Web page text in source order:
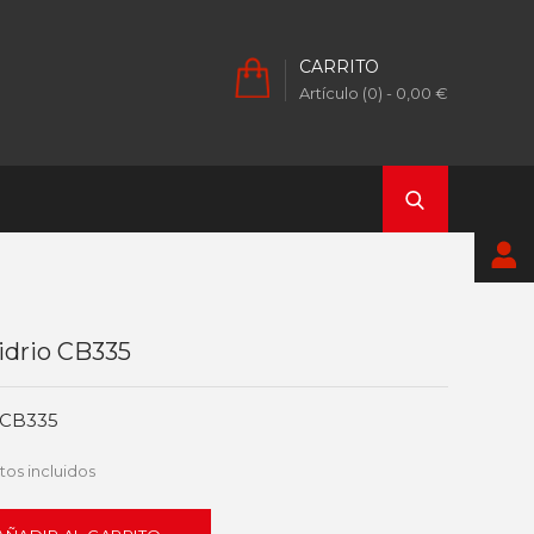
CARRITO
Artículo (0) - 0,00 €
CB335
incluidos